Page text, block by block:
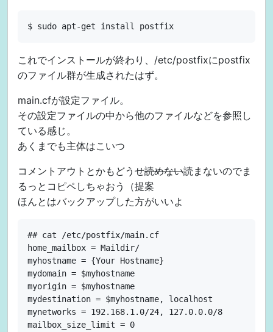
これでインストールが終わり、/etc/postfixにpostfix
のファイル群が生成されたはず。
main.cfが設定ファイル。
その設定ファイルの中から他のファイルなどを参照し
ている感じ。
あくまでも主体はこいつ
コメントアウトとかもどうせ読めない読まないのでま
るっとコピペしちゃおう（提案
ほんとはバックアップした方がいいよ
## cat /etc/postfix/main.cf
home_mailbox = Maildir/
myhostname = {Your Hostname}
mydomain = $myhostname
myorigin = $myhostname
mydestination = $myhostname, localhost
mynetworks = 192.168.1.0/24, 127.0.0.0/8
mailbox_size_limit = 0